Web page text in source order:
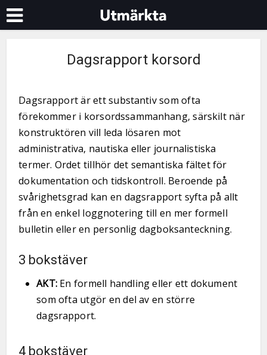
Dagsrapport korsord
Dagsrapport är ett substantiv som ofta
förekommer i korsordssammanhang, särskilt när
konstruktören vill leda lösaren mot
administrativa, nautiska eller journalistiska
termer. Ordet tillhör det semantiska fältet för
dokumentation och tidskontroll. Beroende på
svårighetsgrad kan en dagsrapport syfta på allt
från en enkel loggnotering till en mer formell
bulletin eller en personlig dagboksanteckning.
3 bokstäver
AKT:En formell handling eller ett dokument
som ofta utgör en del av en större
dagsrapport.
4 bokstäver